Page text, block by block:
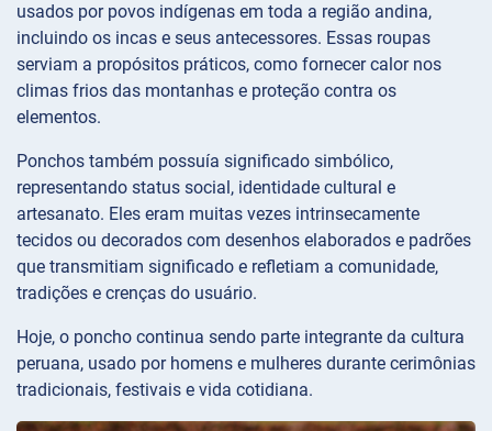
usados por povos indígenas em toda a região andina,
incluindo os incas e seus antecessores. Essas roupas
serviam a propósitos práticos, como fornecer calor nos
climas frios das montanhas e proteção contra os
elementos.
Ponchos também possuía significado simbólico,
representando status social, identidade cultural e
artesanato. Eles eram muitas vezes intrinsecamente
tecidos ou decorados com desenhos elaborados e padrões
que transmitiam significado e refletiam a comunidade,
tradições e crenças do usuário.
Hoje, o poncho continua sendo parte integrante da cultura
peruana, usado por homens e mulheres durante cerimônias
tradicionais, festivais e vida cotidiana.